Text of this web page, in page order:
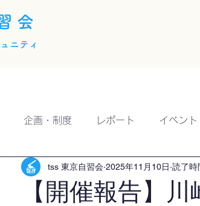
会
ニティ
企画・制度 レポート イベント
【開催報告】川
tss 東京自習会 2025年11月10日 読了時